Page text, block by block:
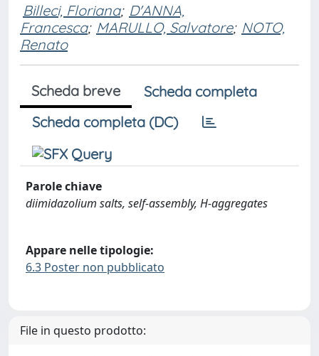
Billeci, Floriana; D'ANNA,
Francesca; MARULLO, Salvatore; NOTO,
Renato
Scheda breve
Scheda completa
Scheda completa (DC)
Parole chiave
diimidazolium salts, self-assembly, H-aggregates
Appare nelle tipologie:
6.3 Poster non pubblicato
File in questo prodotto: